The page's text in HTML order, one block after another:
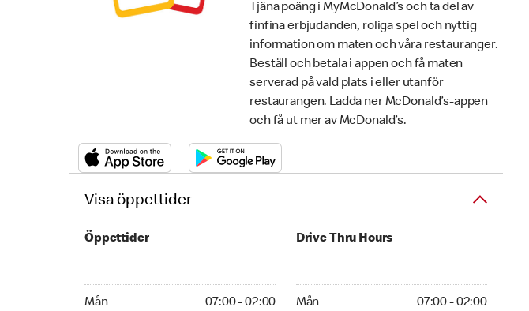
Tjäna poäng i MyMcDonald’s och ta del av
finfina erbjudanden, roliga spel och nyttig
information om maten och våra restauranger.
Beställ och betala i appen och få maten
serverad på vald plats i eller utanför
restaurangen. Ladda ner McDonald’s-appen
och få ut mer av McDonald’s.
Visa öppettider
Öppettider
Mån 07:00 - 02:00
Monday 07:00 - 02:00
Drive Thru Hours
Mån 07:00 - 02:00
Monday 07:00 - 02:00